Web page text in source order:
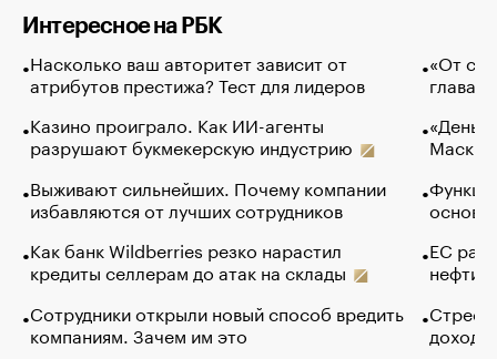
Интересное на РБК
Насколько ваш авторитет зависит от
атрибутов престижа? Тест для лидеров
Казино проиграло. Как ИИ-агенты
разрушают букмекерскую индустрию
Выживают сильнейших. Почему компании
избавляются от лучших сотрудников
Как банк Wildberries резко нарастил
кредиты селлерам до атак на склады
Сотрудники открыли новый способ вредить
компаниям. Зачем им это
«От
глава
Маск в
основ
ЕС
нефти